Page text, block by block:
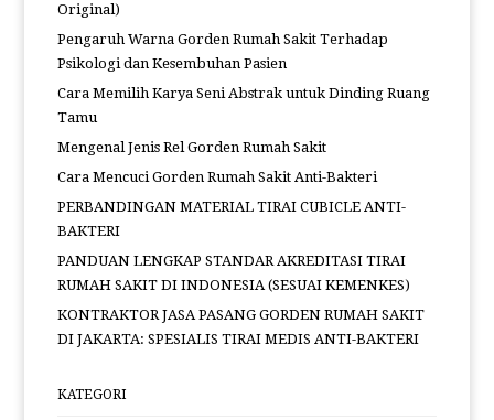
Original)
Pengaruh Warna Gorden Rumah Sakit Terhadap
Psikologi dan Kesembuhan Pasien
Cara Memilih Karya Seni Abstrak untuk Dinding Ruang
Tamu
Mengenal Jenis Rel Gorden Rumah Sakit
Cara Mencuci Gorden Rumah Sakit Anti-Bakteri
PERBANDINGAN MATERIAL TIRAI CUBICLE ANTI-
BAKTERI
PANDUAN LENGKAP STANDAR AKREDITASI TIRAI
RUMAH SAKIT DI INDONESIA (SESUAI KEMENKES)
KONTRAKTOR JASA PASANG GORDEN RUMAH SAKIT
DI JAKARTA: SPESIALIS TIRAI MEDIS ANTI-BAKTERI
KATEGORI